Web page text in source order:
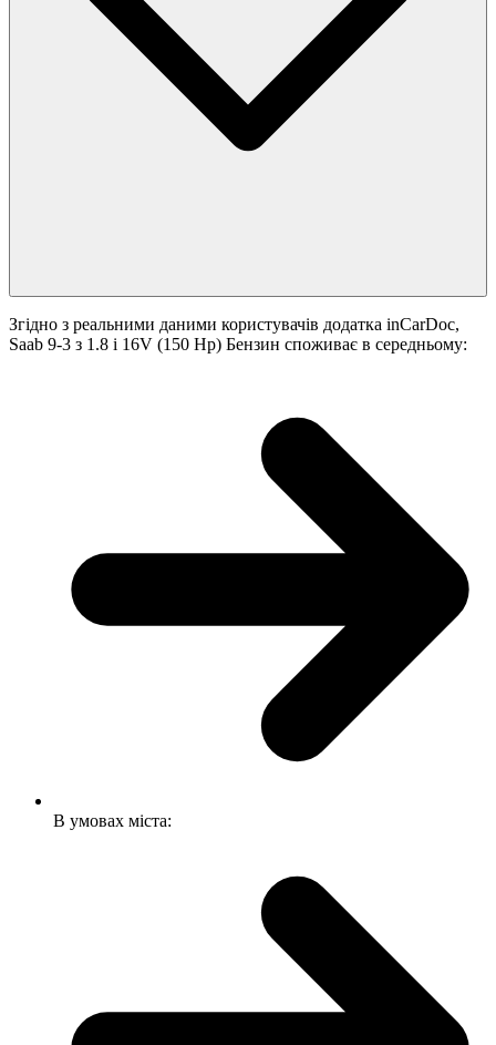
Згідно з реальними даними користувачів додатка inCarDoc,
Saab 9-3 з 1.8 i 16V (150 Hp) Бензин споживає в середньому:
В умовах міста: